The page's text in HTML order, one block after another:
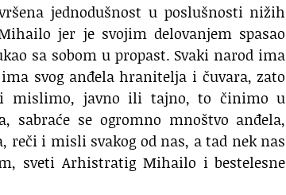
jednodušnost u poslušnosti nižih
jer je svojim delovanjem spasao
sa sobom u propast. Svaki narod ima
svog anđela hranitelja i čuvara, zato
mislimo, javno ili tajno, to činimo u
sabraće se ogromno mnoštvo anđela,
reči i misli svakog od nas, a tad nek nas
sveti Arhistratig Mihailo i bestelesne